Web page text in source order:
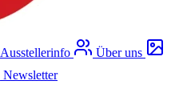
Ausstellerinfo
Über uns
Newsletter